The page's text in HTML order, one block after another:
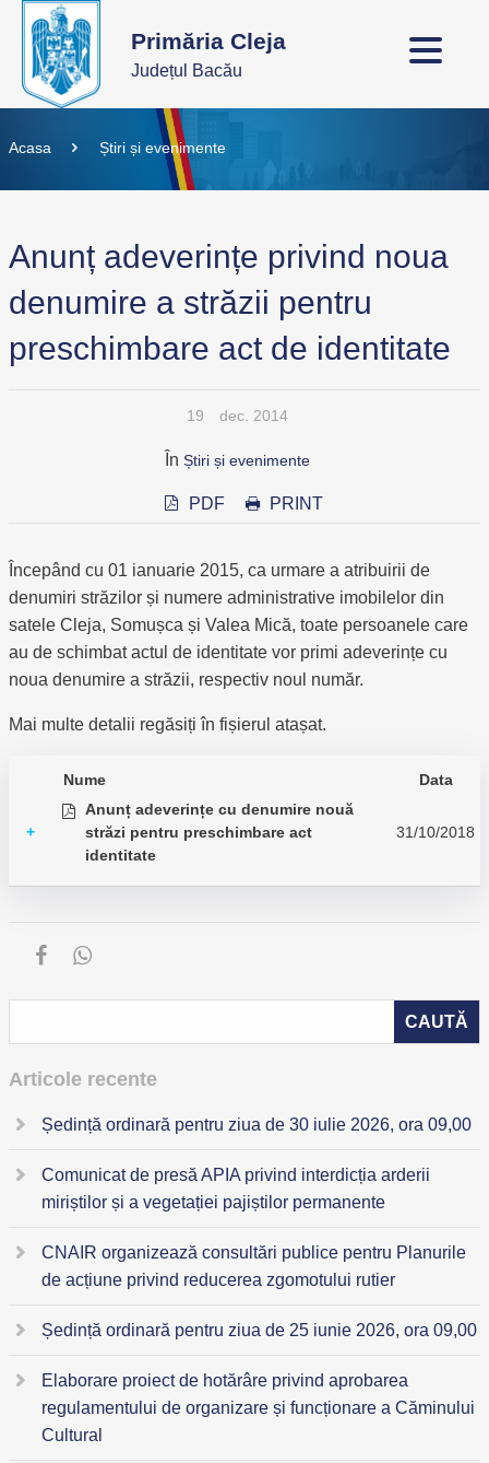
Primăria Cleja
Județul Bacău
Acasa Știri și evenimente
Anunț adeverințe privind noua
denumire a străzii pentru
preschimbare act de identitate
19 dec. 2014
În Știri și evenimente
PDF PRINT
Începând cu 01 ianuarie 2015, ca urmare a atribuirii de
denumiri străzilor și numere administrative imobilelor din
satele Cleja, Somușca și Valea Mică, toate persoanele care
au de schimbat actul de identitate vor primi adeverințe cu
noua denumire a străzii, respectiv noul număr.
Mai multe detalii regăsiți în fișierul atașat.
Nume Data
+
Anunț adeverințe cu denumire nouă
străzi pentru preschimbare act
identitate
31/10/2018
Articole recente
Ședință ordinară pentru ziua de 30 iulie 2026, ora 09,00
Comunicat de presă APIA privind interdicția arderii
miriștilor și a vegetației pajiștilor permanente
CNAIR organizează consultări publice pentru Planurile
de acțiune privind reducerea zgomotului rutier
Ședință ordinară pentru ziua de 25 iunie 2026, ora 09,00
Elaborare proiect de hotărâre privind aprobarea
regulamentului de organizare și funcționare a Căminului
Cultural